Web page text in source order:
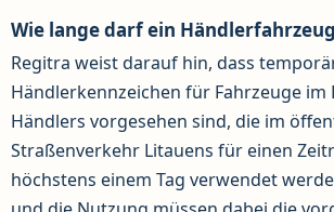
Wie lange darf ein
Regitra weist darauf hin, dass
Händlerkennzeichen für Fahrzeuge im
Händlers vorgesehen sind, die im
Straßenverkehr Litauens für einen
höchstens einem Tag verwendet